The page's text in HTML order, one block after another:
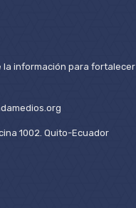
la información para fortalecer
1002. Quito-Ecuador